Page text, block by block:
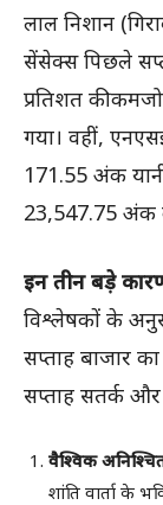
लाल निशान
सेंसेक्स पिछले
प्रतिशत की
गया। वहीं,
171.55 अंक
23,547.75 अंक
इन तीन बड़े
विश्लेषकों के
सप्ताह बाजार
सप्ताह सतर्क
वैश्विक
शांति वार्ता के